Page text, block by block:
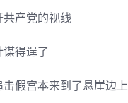
产党的视线
得逞了
假宫本来到了悬崖边上